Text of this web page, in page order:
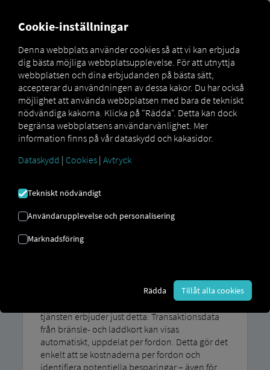
Marketplace MAN DigitalServices MAN SimplePay
Effektiv driftskostnadshantering och
flotthanteringen och skapar full transparens
över alla processer. MAN SimplePay Den här
tjänsten erbjuder just detta: Transaktionsdata
från bränsle- och laddkort kan visas
automatiskt, uppdelat per fordon. Detta gör det
enkelt att se kostnaderna per fordon och
identifiera potentiella besparingar – även för
Cookie-inställningar
Denna webbplats använder cookies så att vi kan erbjuda
dig bästa möjliga webbplatsupplevelse. För att utnyttja
webbplatsen och dina erbjudanden på bästa sätt,
accepterar du användningen av dessa kakor. Du har också
möjlighet att använda webbplatsen med bara de tekniskt
nödvändiga kakorna. Klicka på "Rädda". Detta kan dock
begränsa webbplatsens användarvänlighet. Mer
information finns på vår dataskydd och kakasidor.
Dataskydd | Cookies | Avtryck
Tekniskt nödvändigt
Användarupplevelse och personalisering
Marknadsföring
Rädda Tillåt alla cookies